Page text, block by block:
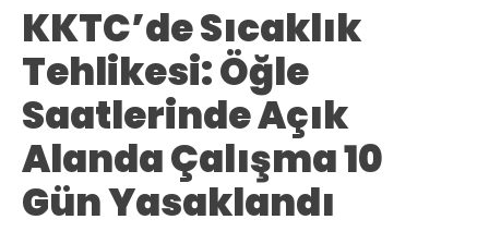
KKTC’de Sıcaklık
Tehlikesi: Öğle
Saatlerinde Açık
Alanda Çalışma 10
Gün Yasaklandı